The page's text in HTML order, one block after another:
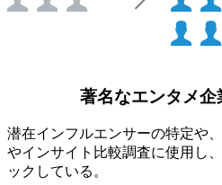
著名なエンタメ企
潜在インフルエンサーの特定や
やインサイト比較調査に使用し
ックしている。